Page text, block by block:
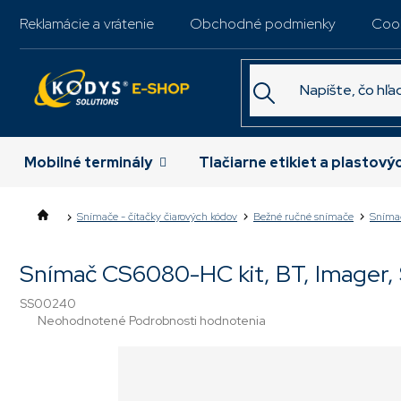
Reklamácie a vrátenie Obchodné podmienky
Mobilné terminály Tlačiarne etikiet a
Snímače - čítačky čiarových kódov Bežné ručné snímače
Snímač CS6080-HC kit, BT,
SS00240
Priemerné
Neohodnotené Podrobnosti hodnotenia